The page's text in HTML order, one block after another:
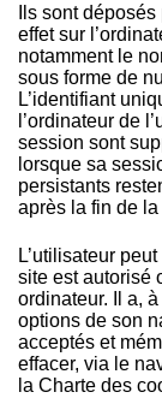
Ils sont
effet sur
notamment le
sous forme de
L’identifiant
l’ordinateur de
session sont
lorsque sa
persistants
après la fin de
L’utilisateur
site est autorisé
ordinateur. Il a,
options de son
acceptés et
effacer, via le
la Charte des